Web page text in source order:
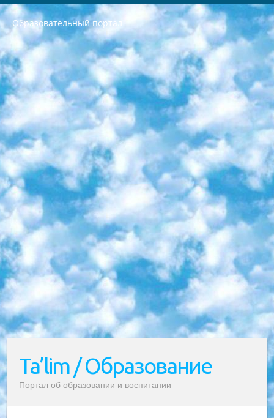
Образовательный портал
РЕСПУБЛИКА УЗБЕКИСТАН МИНИСТРЕРСТВО ДОШКОЛЬНОГО И ШКОЛЬНОГО ОБРАЗОВАНИЯ КОМАНДА в общеобразовательных учреждениях в 2023-2024 учебном году организация и проведение итоговой государственной аттестации обучающихся о Министра дошкольного и школьного образования Республики Узбекистан от 4 марта 2008 года (постановлением Минюста от 20 марта 2008 года № 1778 государственной регистрации) «Итоговое состояние учащихся общего среднего образования на основании положения об утверждении положения об аттестации общего среднего образования выпускной экзамен студентов в образовательных учреждениях в 2023-2024 учебном году В целях организации и прохождения аттестации приказываю: 1. Следующее: перечень предметов, по которым будет проводиться итоговая государственная аттестация и экзамен формы перевода согласно приложению 1; сертификаты международного образца, оценивающие уровень владения иностранными языками перечень согласно приложению 2; 2. Педагогический при специализированных образовательных учреждениях. научно-практический центр квалификации и международной оценки (Д.Давидова) 2024 г. До 25 марта: задания по предметам, по которым будет проводиться итоговая аттестация разработка и утверждение технических условий; итоговая аттестация на основании разработанного предметного задания разработка вопросов по предметам (устно и письменно), экзамен передача; общеобразовательные средние школы и специальные учебные заведения учащиеся выпускных классов школ и интернатов в агентской системе подготовка базы данных экзаменационных материалов и критериев оценки; перевод базы экзаменационных материалов на все языки обучения подать в Республиканский образовательный центр для изготовления; варианты экзаменов на основе разработанных контрольных материалов пусть будут поставлены задачи формирования. 3. Республиканский образовательный центр (Ш.Худайкулов) до 5 апреля 2024 года. до: база данных предоставленных экзаменационных материалов на все языки обучения перевод и экспертиза; для слепых, слабовидящих, глухих, слабослышащих и умственно отсталых детей учащиеся выпускных классов специализированных школ и школ-интернатов база данных экзаменационных материалов на всех преподаваемых языках подготовка критериев оценки; специализированные школы для умственно отсталых детей и технологии для учащихся выпускных классов школ-интернатов разработка соответствующих рекомендаций и критериев проведения ЕГЭ по естествознанию давать задания. 4. Педагогический при специализированных образовательных учреждениях. Научно-практический центр навыков и международной оценки (Д.Давидова), Республика образовательный центр (Худайкулов Ш.) итоговый государственный аттестационный экзамен ориентирован на творческое и логическое мышление при подготовке базы материалов учитывать введение заданий. 5. Следует отметить, что: сертификат государственного образца о знании общеобразовательного предмета и как минимум национальный уровень B1 по предметам на иностранных языках, указанным в Приложении 2. или международно признанный сертификат эквивалентного уровня студенты, изучающие определенный предмет, освобождаются от экзамена; по соответствующим предметам запланирована итоговая государственная аттестация за день до дня, путем жеребьевки Рабочей группой (в письменной форме по предметам, проводимым в форме) из числа сформированных вариантов выбрано 2 варианта; 2 выбранных варианта экзамена анонсированы на официальном сайте министерства и все выпускники по всей стране на основе этих вариантов проводит итоговую государственную аттестацию. 6. Государственное образование учащихся средних общеобразовательных учреждений. знания в соответствии с квалификационными требованиями, которые необходимо приобрести на основании стандартов итоговый (выпускной) контроль для 9 и 11 классов в целях тестирования Экзамены (далее – экзамены) состоят из предметов, перечисленных в приложении 1. будет сделано. 7. Экзамены пройдут с 26 мая по 15 июня 2024 г. (кроме науки физического воспитания). 8. Физическая для учащихся 9 классов общесредних образовательных учреждений. Экзамены по предмету «Образование, квалификация медицина» 1-6 мая 2024 года. сотрудники перевести под присмотр (с отклонениями в физическом или умственном развитии) специализированная школа для детей, школы-интернаты и со сколиозом школы-интернаты санаторного типа для больных детей исключены). 9. Он был слепым, слабовидящим и имел нарушения опорно-двигательного аппарата. экзамены в специализированных школах и интернатах для детей должны проводиться исходя из требований, предъявляемых к общеобразовательным учреждениям (физкультура кроме науки). 10. Специализированная школа для глухих и слабослышащих детей. и экзамены в интернатах и быть реализован в виде письменного теста по математике. 11. Специальность для умственно отсталых детей. Для 9 класса Родной язык и литературное письмо Государственный язык (язык обучения – узбекский). для неклассов) написано Математическое письмо Письменная/устная история Узбекистана Физическое воспитание практично Итоговый контроль Для 11 класса Написание родного языка и литературы (эссе) Математическое письмо Узбекский язык (обучение на узбекском языке) не посещающее общее среднее образование для учреждений)/Образовательное учреждение выбор письменный и устный Иностранный язык письменный/устный Письменная/устная история Узбекистана *По выбору студента:  Химия  Физика  Основы государственного права  География 10 бесплатных образовательных ресурсов - Мы составили подборку онлайн-проектов с интерактивными упражнениями, видеолекциями и статьями. Они помогут вам обрести новые и освежить старые знания бесплатно. 1. «ИНТУИТ» Старейшая образовательная площадка Рунета. Здесь вы найдёте сотни текстовых и видеокурсов на десятки различных тем — от программирования до психологии. Многие курсы подготовлены российскими университетами и крупными международными компаниями вроде Intel и Microsoft. Самостоятельное обучение бесплатное, но желающие могут оплатить услуги персональных наставников. 2. «Смартия» знакомит с актуальными профессиями и подсказывает, как им обучаться. Выбрав заинтересовавшую вас специальность — SMM-специалист, фотограф, веб-дизайнер или другую, — увидите список необходимых для неё умений. Чтобы вы могли освоить их самостоятельно, для каждого умения площадка отображает подборку ссылок на учебные материалы. Хотя «Смартия» ориентируется на русскоязычную аудиторию, часть контента всё же доступна только на английском. 3. «Лекторий Физтеха» Проект Московского физико-технического института (Физтеха). С его помощью вы можете смотреть онлайн серии лекций, записанные на видео в этом вузе. В числе доступных предметов — физика, биология, химия, информационные технологии и другие. К некоторым лекциям администрация ресурса прилагает готовые конспекты, которые можно скачивать в PDF-формате. 4. ITMOcourses Онлайн-площадка Санкт-Петербургского национального исследовательского университета информационных технологий, механики и оптики (ИТМО). Ресурс предоставляет свободный доступ к курсам, разработанным в этом вузе. Каталог материалов разбит на четыре категории: «Оптические системы и технологии», «Приборостроение и робототехника», «Информационные технологии» и «Биотехнологии». Курсы состоят из видеолекций, интерактивных демонстраций и заданий. 5. «КиберЛенинка» Электронная научная библиотека открытого доступа. Каталог площадки регулярно обрастает текстами статей из различных научных изданий. Сгруппированные по журналам и рубрикам публикации можно читать онлайн или скачивать целиком в PDF-формате. Проект нацелен на популяризацию науки за счёт открытого доступа к качественной информации. 6. «ПостНаука» На этом ресурсе публикуют подборки видеолекций, составленные экспертами из разных отраслей и объединённые общими темами. Среди них, к примеру, есть серии «Биоинформатика и геномика», «Культура средневековой Скандинавии» и Cinema Studies о теории кино. Каждая подборка лекций — логически связанная история, рассказанная экспертом от первого лица. Кроме того, на сайте появляются научно-образовательные статьи и тесты на разные темы. 7. «Newочём» Команда проекта «Newочём» отбирает самые интересные тексты из англоязычных СМИ и переводит те из них, за которые голосуют участники сообщества «ВКонтакте». По большей части это научно-популярные статьи. Редакторы придумывают лишь заголовки, в остальном содержание переводов соответствует оригиналам. Полные тексты можно читать прямо в социальной сети. 8. InternetUrok Онлайн-база материалов по основным дисциплинам школьной программы. Информация на сайте структурирована по классам, предметам и темам (урокам). Каждый урок состоит из видеолекций и конспектов. Есть также интерактивные тренажёры и тесты для закрепления пройденного материала. Даже если вы давно окончили школу, возможность повторить программу старших классов всегда может пригодиться. 9. Edutainme Ещё один ресурс об образовании. В отличие от Newtonew, как мне кажется, Edutainme больше ориентируется на представителей индустрии: педагогов, предпринимателей, разработчиков образовательных проектов. Но и любой, кто просто стремится к саморазвитию, найдёт на сайте много полезного и интересного для себя. Например, информацию о новых курсах и образовательных сервисах. 10. Newtonew Онлайн-медиа об образовании и обучении в широком смысле. Авторы Newtonew пишут об инструментах, заведениях, тактиках и стратегиях, которые помогают учить других и получать новые знания самостоятельно. На этой площадке вы найдёте новости, обзоры, аналитические мат
Ta’lim / Образование
Портал об образовании и воспитании